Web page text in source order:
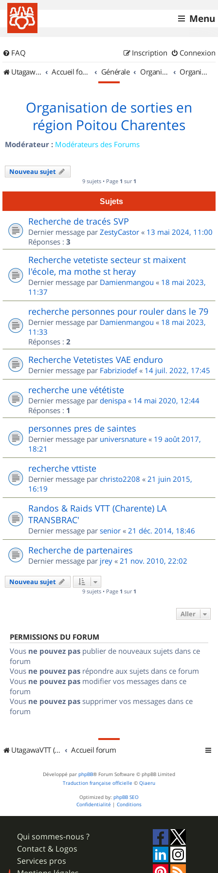
Menu
FAQ Connexion
Inscription
UtagawaVTT (Randos VTT et VTTAE avec traces GPS)
Accueil forum Générale Organisation de sorties & Recherche de partenaires Organisation de sorties en région Poitou Charentes
Organisation de sorties en
région Poitou Charentes
Modérateur : Modérateurs des Forums
Nouveau sujet
9 sujets • Page 1 sur 1
Sujets
Recherche de tracés SVP
Dernier message par ZestyCastor « 13 mai 2024, 11:00
Réponses : 3
Recherche vetetiste secteur st maixent
l'école, ma mothe st heray
Dernier message par Damienmangou « 18 mai 2023,
11:37
recherche personnes pour rouler dans le 79
Dernier message par Damienmangou « 18 mai 2023,
11:33
Réponses : 2
Recherche Vetetistes VAE enduro
Dernier message par Fabriziodef« 14 juil. 2022, 17:45
recherche une vététiste
Dernier message par denispa « 14 mai 2020, 12:44
Réponses : 1
personnes pres de saintes
Dernier message par universnature « 19 août 2017,
18:21
recherche vttiste
Dernier message par christo2208 « 21 juin 2015,
16:19
Randos & Raids VTT (Charente) LA
TRANSBRAC'
Dernier message par senior « 21 déc. 2014, 18:46
Recherche de partenaires
Dernier message par jrey « 21 nov. 2010, 22:02
Nouveau sujet
9 sujets • Page 1 sur 1
Aller
PERMISSIONS DU FORUM
Vous ne pouvez pas publier de nouveaux sujets dans ce
forum
Vous ne pouvez pas répondre aux sujets dans ce forum
Vous ne pouvez pas modifier vos messages dans ce
forum
Vous ne pouvez pas supprimer vos messages dans ce
forum
UtagawaVTT (Randos VTT et VTTAE avec traces GPS) Accueil forum
Développé par phpBB® Forum Software © phpBB Limited
Traduction française officielle © Qiaeru
Optimized by: phpBB SEO
Confidentialité | Conditions
Qui sommes-nous ?
Contact & Logos
Services pros